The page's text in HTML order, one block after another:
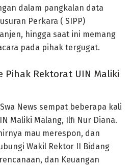
dalam pangkalan data
Perkara ( SIPP)
hingga saat ini memang
pada pihak tergugat.
Pihak Rektorat UIN Maliki
News sempat beberapa kali
Maliki Malang, Ilfi Nur Diana.
mau merespon, dan
Wakil Rektor II Bidang
dan Keuangan